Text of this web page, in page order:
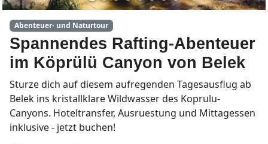
Abenteuer- und Naturtour
Spannendes Rafting-Abenteuer
im Köprülü Canyon von Belek
Sturze dich auf diesem aufregenden Tagesausflug ab
Belek ins kristallklare Wildwasser des Koprulu-
Canyons. Hoteltransfer, Ausruestung und Mittagessen
inklusive - jetzt buchen!